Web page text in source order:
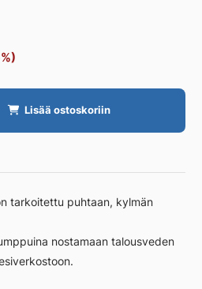
Lisää ostoskoriin
tarkoitettu puhtaan, kylmän
nostamaan talousveden